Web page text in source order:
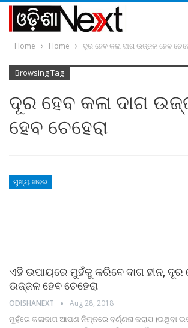
Home Home ଦୂର ହେବ କଳା ଦାଗ ଉଜ୍ଜଳ ହେବ
Browsing Tag
ଦୂର ହେବ କଳା ଦାଗ
ହେବ ଚେହେରା
ମୁଖ୍ୟ ଖବର
ଏହି ଉପାୟରେ ମୁହଁକୁ କରିବେ ଦାଗ ହୀନ, ଦୂର
ଉଜ୍ଜଳ ହେବ ଚେହେରା
ODISHANEXT Aug 28, 2018
ମୁହଁରେ କଳାଦାଗ ଆପଣ ନିମ୍ନରେ ବର୍ଣ୍ଣନା କରାଯ।ଇଥିବା